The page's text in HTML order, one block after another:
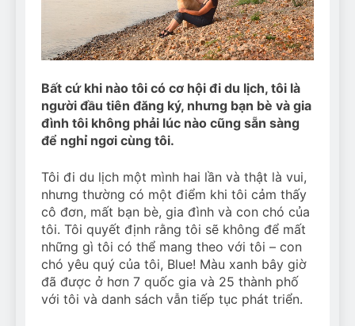
Can Bulldogs Play Fetch?
And How to Train Them!
7 Năm Ago
How Often Do I Need to
Bất cứ khi nào tôi có cơ hội đi du lịch, tôi là
người đầu tiên đăng ký, nhưng bạn bè và gia
đình tôi không phải lúc nào cũng sẵn sàng
để nghỉ ngơi cùng tôi.
Tôi đi du lịch một mình hai lần và thật là vui,
nhưng thường có một điểm khi tôi cảm thấy
cô đơn, mất bạn bè, gia đình và con chó của
tôi. Tôi quyết định rằng tôi sẽ không để mất
những gì tôi có thể mang theo với tôi – con
chó yêu quý của tôi, Blue! Màu xanh bây giờ
đã được ở hơn 7 quốc gia và 25 thành phố
với tôi và danh sách vẫn tiếp tục phát triển.